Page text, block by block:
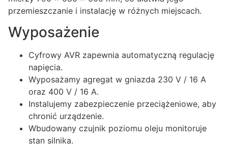
przemieszczanie i instalację w różnych miejscach.
Wyposażenie
Cyfrowy AVR zapewnia automatyczną regulację
napięcia.
Wyposażamy agregat w gniazda 230 V / 16 A
oraz 400 V / 16 A.
Instalujemy zabezpieczenie przeciążeniowe, aby
chronić urządzenie.
Wbudowany czujnik poziomu oleju monitoruje
stan silnika.